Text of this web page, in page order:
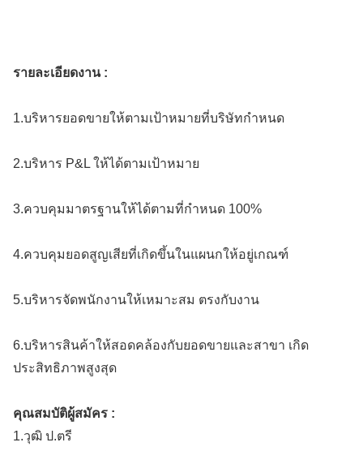
รายละเอียดงาน :
1.บริหารยอดขายให้ตามเป้าหมายที่บริษัทกำหนด
2.บริหาร P&L ให้ได้ตามเป้าหมาย
3.ควบคุมมาตรฐานให้ได้ตามที่กำหนด 100%
4.ควบคุมยอดสูญเสียที่เกิดขึ้นในแผนกให้อยู่เกณฑ์
5.บริหารจัดพนักงานให้เหมาะสม ตรงกับงาน
6.บริหารสินค้าให้สอดคล้องกับยอดขายและสาขา เกิด
ประสิทธิภาพสูงสุด
คุณสมบัติผู้สมัคร :
1.วุฒิ ป.ตรี